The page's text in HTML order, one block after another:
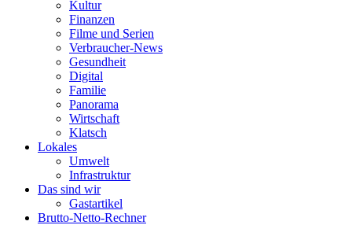
Kultur
Finanzen
Filme und Serien
Verbraucher-News
Gesundheit
Digital
Familie
Panorama
Wirtschaft
Klatsch
Lokales
Umwelt
Infrastruktur
Das sind wir
Gastartikel
Brutto-Netto-Rechner